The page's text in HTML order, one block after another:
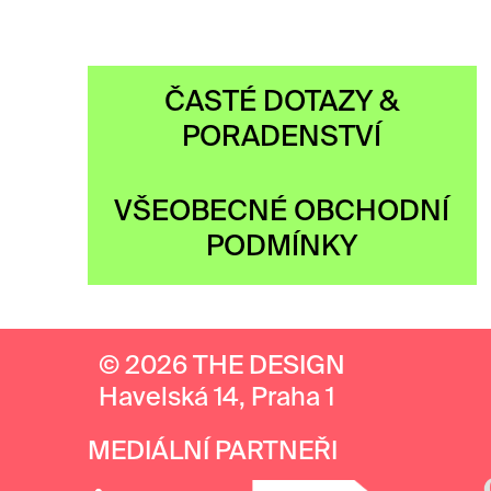
ČASTÉ DOTAZY &
PORADENSTVÍ
VŠEOBECNÉ OBCHODNÍ
PODMÍNKY
© 2026 THE DESIGN
Havelská 14, Praha 1
MEDIÁLNÍ PARTNEŘI